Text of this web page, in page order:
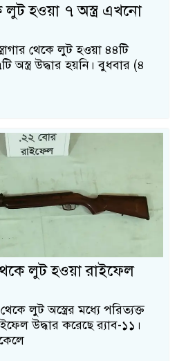
লুট হওয়া ৭ অস্ত্র এখনো
থেকে লুট হওয়া ৪৪টি
অস্ত্র উদ্ধার হয়নি। বুধবার (৪
লুট হওয়া রাইফেল
লুট অস্ত্রের মধ্যে পরিত্যক্ত
উদ্ধার করেছে র‍্যাব-১১।